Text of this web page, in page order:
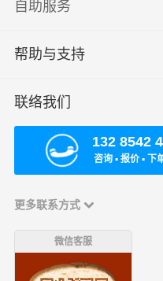
自助服务
帮助与支持
联络我们
132 8542
咨询 ▪ 报价 ▪ 下
更多联系方式
微信客服